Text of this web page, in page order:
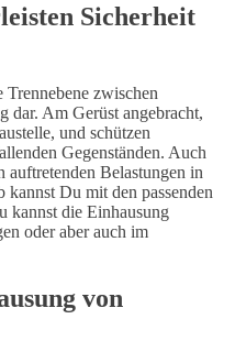
Sicherheit
zwischen
dar. Am Gerüst angebracht,
und schützen
Gegenständen. Auch
auftretenden Belastungen in
Du mit den passenden
kannst die Einhausung
oder aber auch im
von